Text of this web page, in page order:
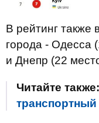
В рейтинг также
города - Одесса
и Днепр (22
Читайте также: